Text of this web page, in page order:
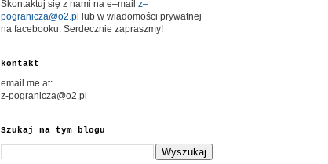
Skontaktuj się z nami na e–mail z–
pogranicza@o2.pl
lub w wiadomości prywatnej
na facebooku. Serdecznie zapraszmy!
kontakt
email me at:
z-pogranicza@o2.pl
Szukaj na tym blogu